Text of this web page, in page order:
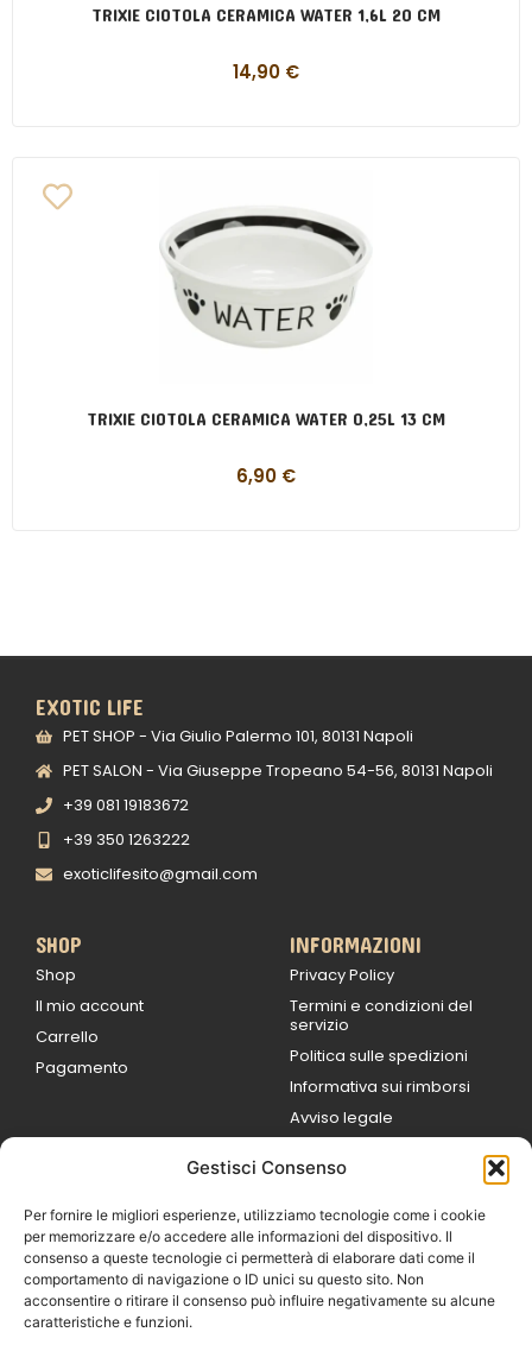
Gestisci Consenso
Per fornire le migliori esperienze, utilizziamo tecnologie come i cookie
per memorizzare e/o accedere alle informazioni del dispositivo. Il
consenso a queste tecnologie ci permetterà di elaborare dati come il
comportamento di navigazione o ID unici su questo sito. Non
acconsentire o ritirare il consenso può influire negativamente su alcune
caratteristiche e funzioni.
TRIXIE CIOTOLA CERAMICA WATER 1,6L 20 CM
14,90 €
TRIXIE CIOTOLA CERAMICA WATER 0,25L 13 CM
6,90 €
EXOTIC LIFE
PET SHOP - Via Giulio Palermo 101, 80131 Napoli
PET SALON - Via Giuseppe Tropeano 54-56, 80131 Napoli
+39 081 19183672
+39 350 1263222
exoticlifesito@gmail.com
SHOP
Shop
Il mio account
Carrello
Pagamento
INFORMAZIONI
Privacy Policy
Termini e condizioni del
servizio
Politica sulle spedizioni
Informativa sui rimborsi
Avviso legale
9:00
Sabato 09:00 /
14:00
16:30 /
Domenica